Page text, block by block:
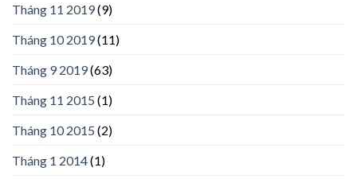
Tháng 11 2019(9)
Tháng 10 2019(11)
Tháng 9 2019(63)
Tháng 11 2015 (1)
Tháng 10 2015 (2)
Tháng 1 2014(1)